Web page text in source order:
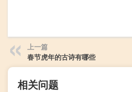
上一篇
春节虎年的古诗有哪些
相关问题